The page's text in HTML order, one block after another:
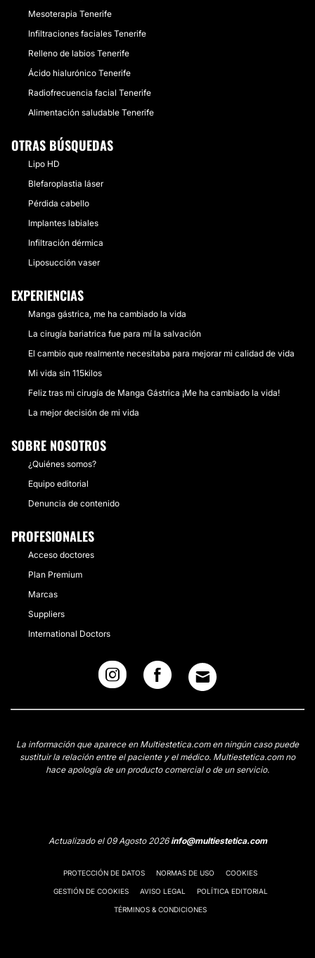
Mesoterapia Tenerife
Infiltraciones faciales Tenerife
Relleno de labios Tenerife
Ácido hialurónico Tenerife
Radiofrecuencia facial Tenerife
Alimentación saludable Tenerife
OTRAS BÚSQUEDAS
Lipo HD
Blefaroplastia láser
Pérdida cabello
Implantes labiales
Infiltración dérmica
Liposucción vaser
EXPERIENCIAS
Manga gástrica, me ha cambiado la vida
La cirugía bariatrica fue para mí la salvación
El cambio que realmente necesitaba para mejorar mi calidad de vida
Mi vida sin 115kilos
Feliz tras mi cirugía de Manga Gástrica ¡Me ha cambiado la vida!
La mejor decisión de mi vida
SOBRE NOSOTROS
¿Quiénes somos?
Equipo editorial
Denuncia de contenido
PROFESIONALES
Acceso doctores
Plan Premium
Marcas
Suppliers
International Doctors
La información que aparece en Multiestetica.com en ningún caso puede
sustituir la relación entre el paciente y el médico. Multiestetica.com no
hace apología de un producto comercial o de un servicio.
Actualizado el 09 Agosto 2026info@multiestetica.com
PROTECCIÓN DE DATOS NORMAS DE USO COOKIES
GESTIÓN DE COOKIES AVISO LEGAL POLÍTICA EDITORIAL
TÉRMINOS & CONDICIONES